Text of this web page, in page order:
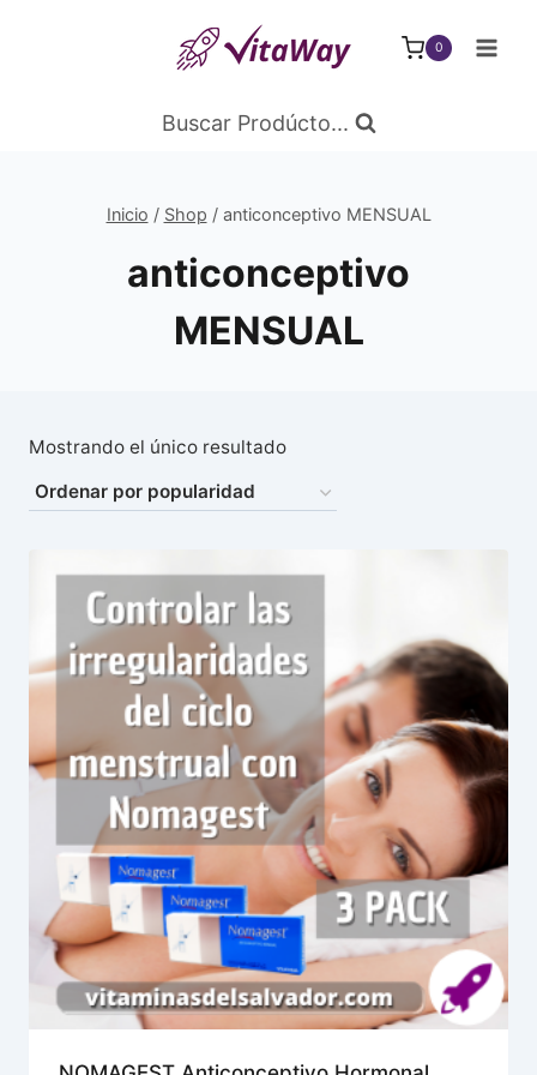
0
Buscar Prodúcto...
Inicio / Shop / anticonceptivo MENSUAL
anticonceptivo
MENSUAL
Mostrando el único resultado